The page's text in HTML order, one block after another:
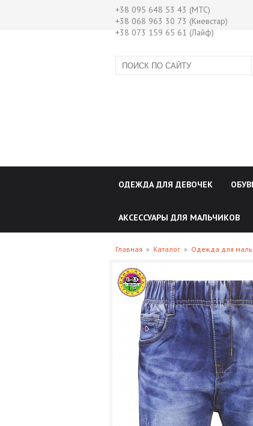
+38 095 648 53 43 (МТС)
+38 068 963 30 73 (Киевстар)
+38 073 159 65 61 (Лайф)
ОДЕЖДА ДЛЯ ДЕВОЧЕК
АКСЕССУАРЫ ДЛЯ МАЛЬЧИКОВ
Главная » Каталог » Одежда для